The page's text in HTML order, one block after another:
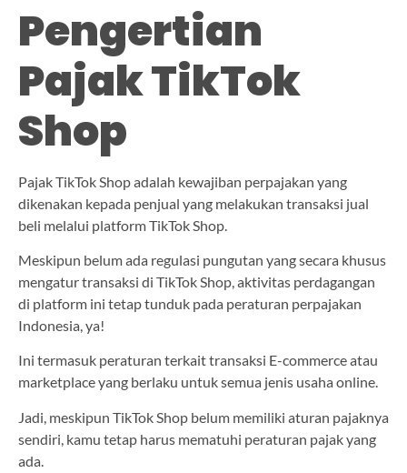
Pengertian
Pajak TikTok
Shop
Pajak TikTok Shop adalah kewajiban perpajakan yang
dikenakan kepada penjual yang melakukan transaksi jual
beli melalui platform TikTok Shop.
Meskipun belum ada regulasi pungutan yang secara khusus
mengatur transaksi di TikTok Shop, aktivitas perdagangan
di platform ini tetap tunduk pada peraturan perpajakan
Indonesia, ya!
Ini termasuk peraturan terkait transaksi E-commerce atau
marketplace yang berlaku untuk semua jenis usaha online.
Jadi, meskipun TikTok Shop belum memiliki aturan pajaknya
sendiri, kamu tetap harus mematuhi peraturan pajak yang
ada.